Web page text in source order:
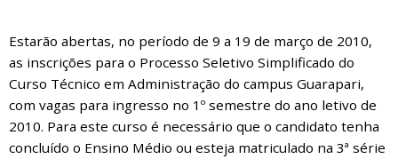
Estarão abertas, no período de 9 a 19 de março de 2010,
as inscrições para o Processo Seletivo Simplificado do
Curso Técnico em Administração do campus Guarapari,
com vagas para ingresso no 1º semestre do ano letivo de
2010. Para este curso é necessário que o candidato tenha
concluído o Ensino Médio ou esteja matriculado na 3ª série